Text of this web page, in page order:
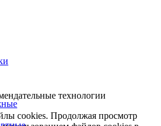
технологии
cookies. Продолжая просмотр